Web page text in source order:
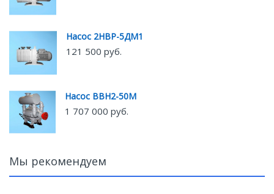
Насос 2НВР-5ДМ1
121 500 руб.
Насос ВВН2-50М
1 707 000 руб.
Мы рекомендуем